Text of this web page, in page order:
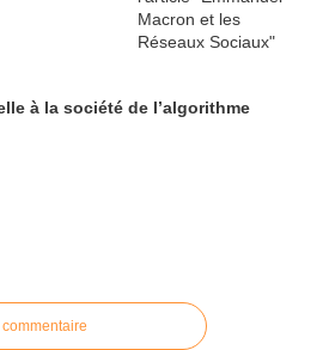
à la société de l’algorithme